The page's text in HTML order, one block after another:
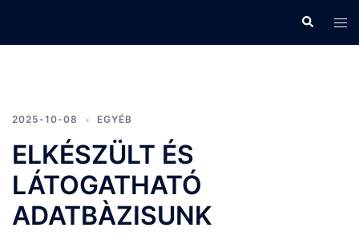
Search
2025-10-08 EGYÉB
ELKÉSZÜLT ÉS
LÁTOGATHATÓ
ADATBÀZISUNK